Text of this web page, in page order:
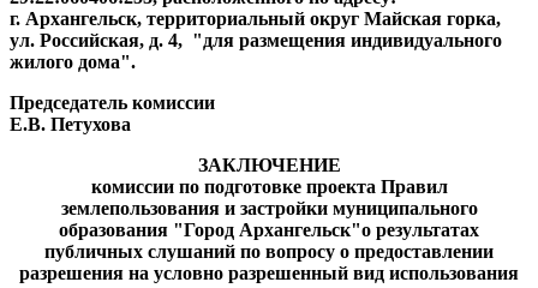
г. Архангельск, территориальный округ Майская горка,
ул. Российская, д. 4, "для размещения индивидуального
жилого дома".
Председатель комиссии
Е.В. Петухова
ЗАКЛЮЧЕНИЕ
комиссии по подготовке проекта Правил
землепользования и застройки муниципального
образования "Город Архангельск"о результатах
публичных слушаний по вопросу о предоставлении
разрешения на условно разрешенный вид использования